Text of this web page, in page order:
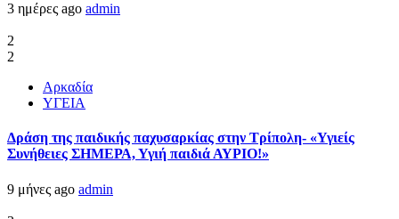
3 ημέρες ago admin
2
2
Αρκαδία
ΥΓΕΙΑ
Δράση της παιδικής παχυσαρκίας στην Τρίπολη- «Υγιείς
Συνήθειες ΣΗΜΕΡΑ, Υγιή παιδιά ΑΥΡΙΟ!»
9 μήνες ago admin